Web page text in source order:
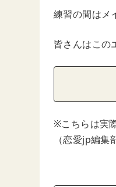
練習の間はメ
皆さんはこの
※こちらは実
（恋愛jp編集